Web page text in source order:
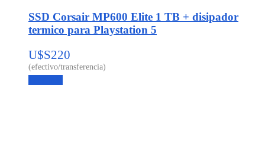
SSD Corsair MP600 Elite 1 TB + disipador
termico para Playstation 5
U$S220